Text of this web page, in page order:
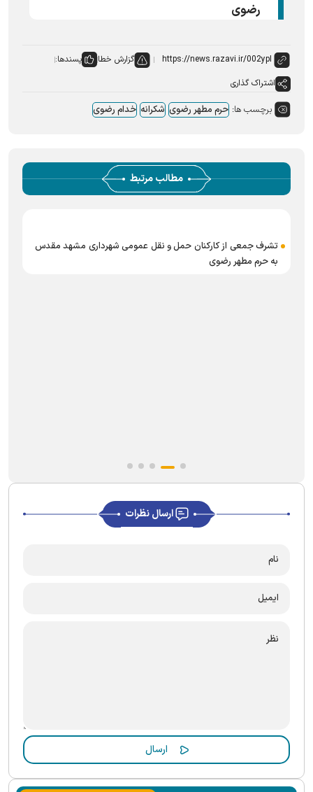
رضوی
گزارش خطا
پسندها:
اشتراک گذاری
برچسب ها: حرم مطهر رضوی شکرانه خدام رضوی
مطالب مرتبط
تشرف جمعی از کارکنان حمل و نقل عمومی شهرداری مشهد مقدس
به حرم مطهر رضوی
ارسال نظرات